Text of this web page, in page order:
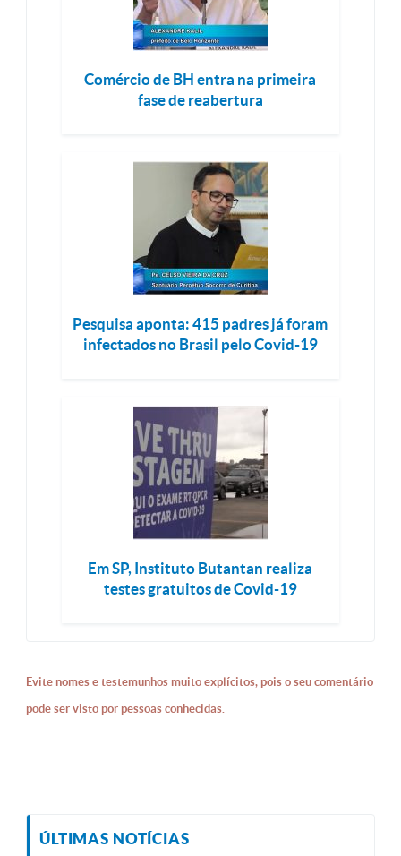
Comércio de BH entra na primeira
fase de reabertura
Pesquisa aponta: 415 padres já foram
infectados no Brasil pelo Covid-19
Em SP, Instituto Butantan realiza
testes gratuitos de Covid-19
Evite nomes e testemunhos muito explícitos, pois o seu comentário
pode ser visto por pessoas conhecidas.
ÚLTIMAS NOTÍCIAS